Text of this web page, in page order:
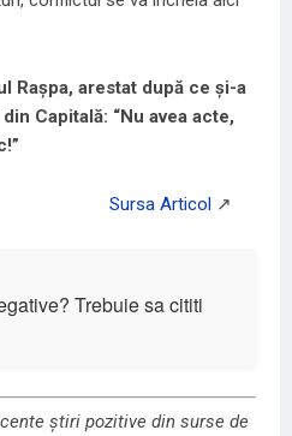
Rașpa, arestat după ce și-a
Capitală: “Nu avea acte,
Trebuie sa cititi
știri pozitive din surse de